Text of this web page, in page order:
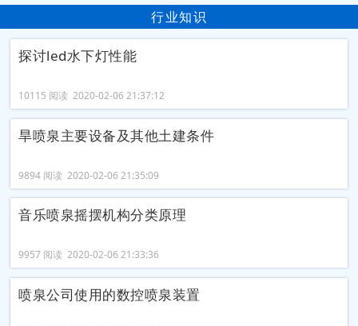
行业知识
探讨led水下灯性能
10115 阅读 2020-02-06 21:37:12
旱喷泉主要设备及其他土建条件
9894 阅读 2020-02-06 21:35:09
音乐喷泉摇摆机构分类原理
9957 阅读 2020-02-06 21:33:36
喷泉公司使用的数控喷泉装置